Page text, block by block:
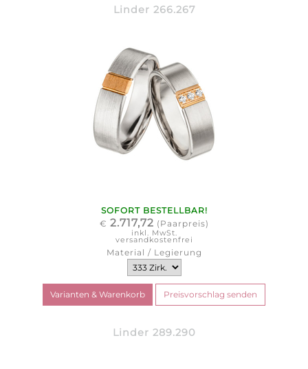
Linder 266.267
SOFORT BESTELLBAR!
€ 2.717,72 (Paarpreis)
inkl. MwSt.
versandkostenfrei
Material / Legierung
Linder 289.290